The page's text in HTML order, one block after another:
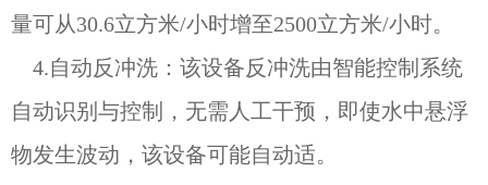
量可从30.6立方米/小时增至2500立方米/小时。
4.自动反冲洗：该设备反冲洗由智能控制系统
自动识别与控制，无需人工干预，即使水中悬浮
物发生波动，该设备可能自动适。